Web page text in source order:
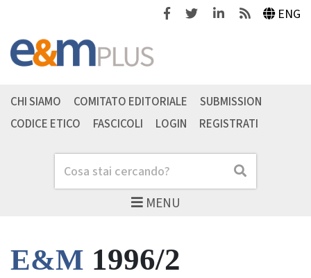
FacebookTwitterLinkedinFeeds ENG
MENU
Cerca Cerca
CHI SIAMO COMITATO EDITORIALE
SUBMISSION
CODICE ETICO
FASCICOLI LOGIN REGISTRATI
E&M 1996/2